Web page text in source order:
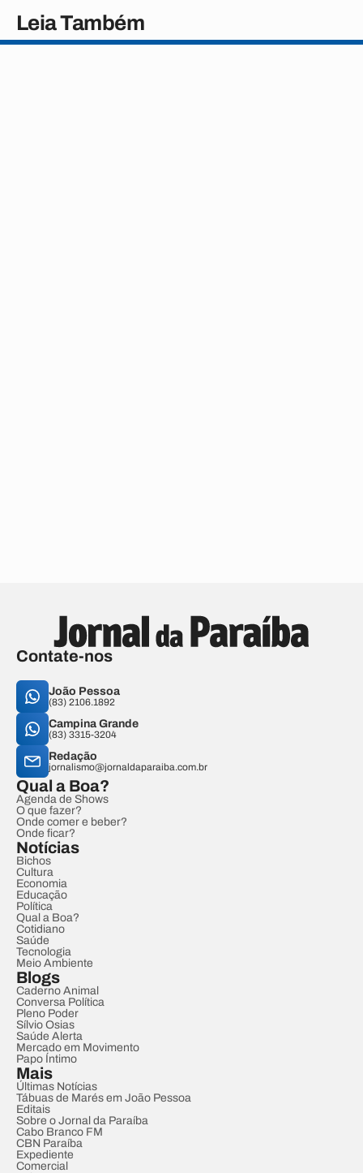
Leia Também
Contate-nos
João Pessoa
(83) 2106.1892
Campina Grande
(83) 3315-3204
Redação
jornalismo@jornaldaparaiba.com.br
Qual a Boa?
Agenda de Shows
O que fazer?
Onde comer e beber?
Onde ficar?
Notícias
Bichos
Cultura
Economia
Educação
Política
Qual a Boa?
Cotidiano
Saúde
Tecnologia
Meio Ambiente
Blogs
Caderno Animal
Conversa Política
Pleno Poder
Sílvio Osias
Saúde Alerta
Mercado em Movimento
Papo Íntimo
Mais
Últimas Notícias
Tábuas de Marés em João Pessoa
Editais
Sobre o Jornal da Paraíba
Cabo Branco FM
CBN Paraíba
Expediente
Comercial